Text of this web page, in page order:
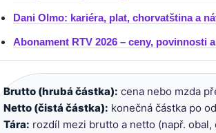
Dani Olmo: kariéra, plat, chorvatština a
Abonament RTV 2026 – ceny, povinnosti
Brutto (hrubá částka): cena nebo mzda
Netto (čistá částka): konečná částka po
Tára: rozdíl mezi brutto a netto (např. obal,